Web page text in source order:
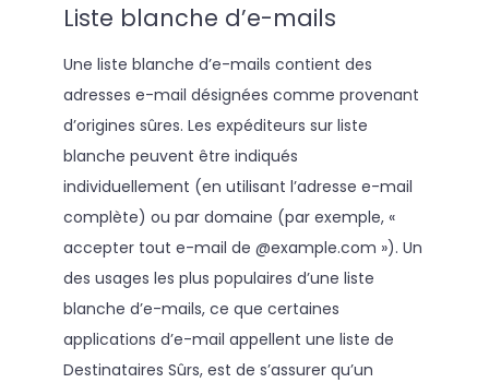
Liste blanche d’e-mails
Une liste blanche d’e-mails contient des
adresses e-mail désignées comme provenant
d’origines sûres. Les expéditeurs sur liste
blanche peuvent être indiqués
individuellement (en utilisant l’adresse e-mail
complète) ou par domaine (par exemple, «
accepter tout e-mail de @example.com »). Un
des usages les plus populaires d’une liste
blanche d’e-mails, ce que certaines
applications d’e-mail appellent une liste de
Destinataires Sûrs, est de s’assurer qu’un